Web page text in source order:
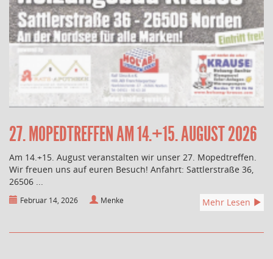
27. MOPEDTREFFEN AM 14.+15. AUGUST 2026
Am 14.+15. August veranstalten wir unser 27. Mopedtreffen.
Wir freuen uns auf euren Besuch! Anfahrt: Sattlerstraße 36,
26506 ...
Februar 14, 2026 Menke Mehr Lesen